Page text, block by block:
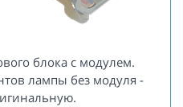
блока с модулем.
лампы без модуля -